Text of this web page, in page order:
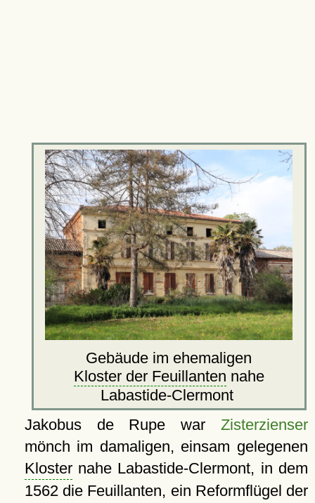
Gebäude im ehemaligen
Kloster der Feuillanten nahe
Labastide-Clermont
Jakobus de Rupe war Zisterzienser
mönch im damaligen, einsam gelegenen
Klosternahe Labastide-Clermont, in dem
1562 die Feuillanten, ein Reformflügel der